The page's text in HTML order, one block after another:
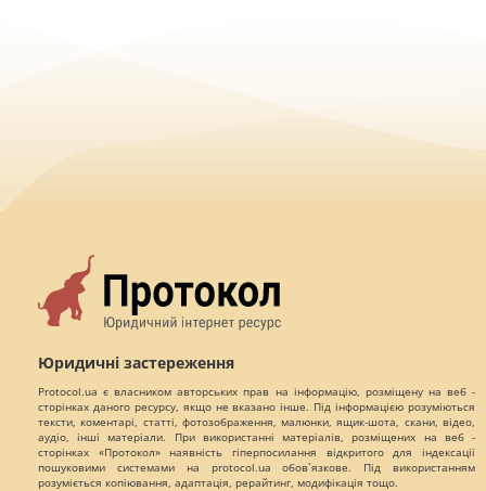
Юридичні застереження
Protocol.ua є власником авторських прав на інформацію, розміщену на веб -
сторінках даного ресурсу, якщо не вказано інше. Під інформацією розуміються
тексти, коментарі, статті, фотозображення, малюнки, ящик-шота, скани, відео,
аудіо, інші матеріали. При використанні матеріалів, розміщених на веб -
сторінках «Протокол» наявність гіперпосилання відкритого для індексації
пошуковими системами на protocol.ua обов`язкове. Під використанням
розуміється копіювання, адаптація, рерайтинг, модифікація тощо.